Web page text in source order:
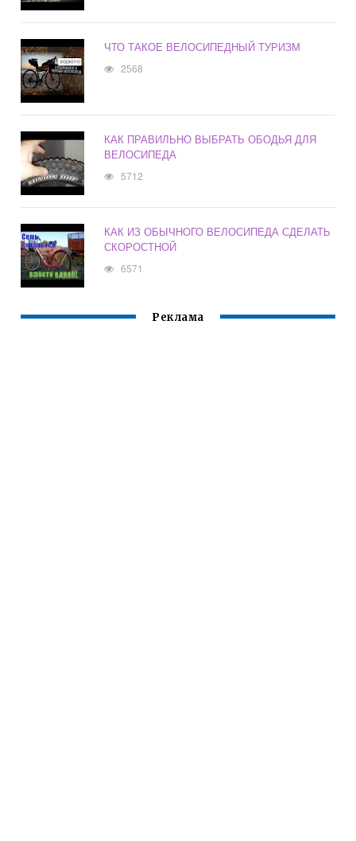
ЧТО ТАКОЕ ВЕЛОСИПЕДНЫЙ ТУРИЗМ
2568
КАК ПРАВИЛЬНО ВЫБРАТЬ ОБОДЬЯ ДЛЯ
ВЕЛОСИПЕДА
5712
КАК ИЗ ОБЫЧНОГО ВЕЛОСИПЕДА СДЕЛАТЬ
СКОРОСТНОЙ
6571
Реклама